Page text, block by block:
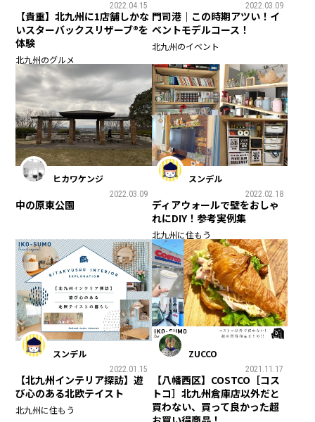
2022.04.15
【貴重】北九州に1店舗しかな
いスターバックスリザーブ®を
体験
北九州のグルメ
2022.03.09
門司港｜この時期アツい！イ
ベントモデルコース！
北九州のイベント
ヒカワケンジ
2022.03.09
中の原東公園
スンデル
2022.02.18
ディアウォールで壁をおしゃ
れにDIY！参考実例集
北九州に住もう
スンデル
2022.01.15
【北九州インテリア探訪】遊
び心のある北欧テイスト
北九州に住もう
ZUCCO
2021.11.17
【八幡西区】COSTCO［コス
トコ］北九州倉庫店以外だと
買わない、買って良かった超